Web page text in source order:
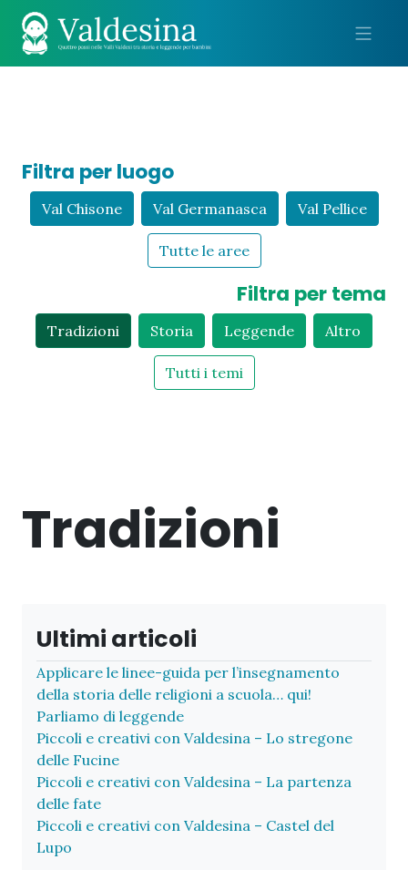
Filtra per luogo
Val Chisone Val Germanasca Val Pellice
Tutte le aree
Filtra per tema
Tradizioni Storia Leggende Altro
Tutti i temi
Tradizioni
Ultimi articoli
Applicare le linee-guida per l’insegnamento
della storia delle religioni a scuola… qui!
Parliamo di leggende
Piccoli e creativi con Valdesina – Lo stregone
delle Fucine
Piccoli e creativi con Valdesina – La partenza
delle fate
Piccoli e creativi con Valdesina – Castel del
Lupo